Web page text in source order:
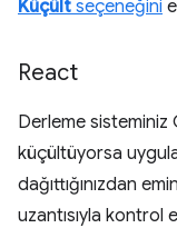
Küçült seçeneğini
React
Derleme sisteminiz
küçültüyorsa
dağıttığınızdan
uzantısıyla kontrol